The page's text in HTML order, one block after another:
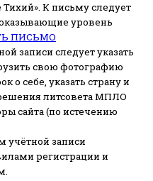
К письму следует
уровень
ПИСЬМО
записи следует указать
свою фотографию
о себе, указать страну и
литсовета МПЛО
сайта (по истечению
учётной записи
регистрации и